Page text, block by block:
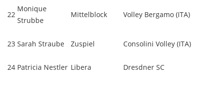
22
Monique
Strubbe
Mittelblock Volley Bergamo (ITA)
23 Sarah Straube Zuspiel Consolini Volley (ITA)
24 Patricia Nestler Libera Dresdner SC